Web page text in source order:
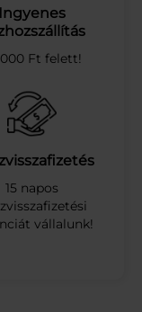
Ingyenes
Ft felett!
15 napos
vállalunk!